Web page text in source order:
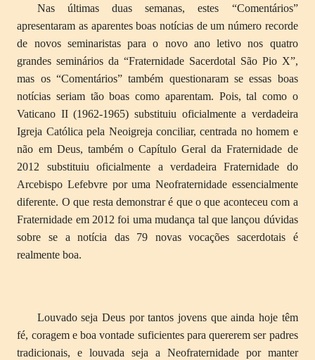
Nas últimas duas semanas, estes “Comentários”
apresentaram as aparentes boas notícias de um número recorde
de novos seminaristas para o novo ano letivo nos quatro
grandes seminários da “Fraternidade Sacerdotal São Pio X”,
mas os “Comentários” também questionaram se essas boas
notícias seriam tão boas como aparentam. Pois, tal como o
Vaticano II (1962-1965) substituiu oficialmente a verdadeira
Igreja Católica pela Neoigreja conciliar, centrada no homem e
não em Deus, também o Capítulo Geral da Fraternidade de
2012 substituiu oficialmente a verdadeira Fraternidade do
Arcebispo Lefebvre por uma Neofraternidade essencialmente
diferente. O que resta demonstrar é que o que aconteceu com a
Fraternidade em 2012 foi uma mudança tal que lançou dúvidas
sobre se a notícia das 79 novas vocações sacerdotais é
realmente boa.
Louvado seja Deus por tantos jovens que ainda hoje têm
fé, coragem e boa vontade suficientes para quererem ser padres
tradicionais, e louvada seja a Neofraternidade por manter